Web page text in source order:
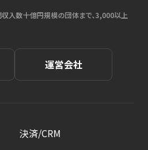
入数十億円規模の団体まで、3,000以上
運営会社
決済/CRM